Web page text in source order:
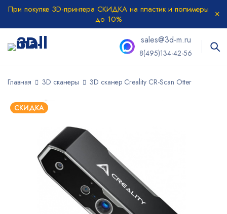
При покупке 3D-принтера СКИДКА на пластик и полимеры
до 10%
sales@3d-m.ru
8(495)134-42-56
Главная 3D сканеры 3D сканер Creality CR-Scan Otter
СКИДКА